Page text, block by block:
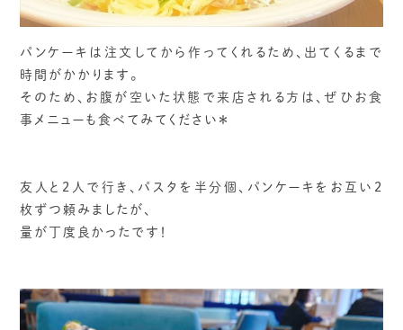
パンケーキは注文してから作ってくれるため、出てくるまで
時間がかかります。
そのため、お腹が空いた状態で来店される方は、ぜひお食
事メニューも食べてみてください＊
友人と2人で行き、パスタを半分個、パンケーキをお互い2
枚ずつ頼みましたが、
量が丁度良かったです！